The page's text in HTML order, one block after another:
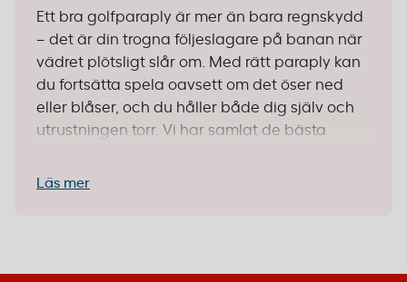
Ett bra golfparaply är mer än bara regnskydd
– det är din trogna följeslagare på banan när
vädret plötsligt slår om. Med rätt paraply kan
du fortsätta spela oavsett om det öser ned
eller blåser, och du håller både dig själv och
utrustningen torr. Vi har samlat de bästa
verkligen funkar när det gäller.
Läs mer